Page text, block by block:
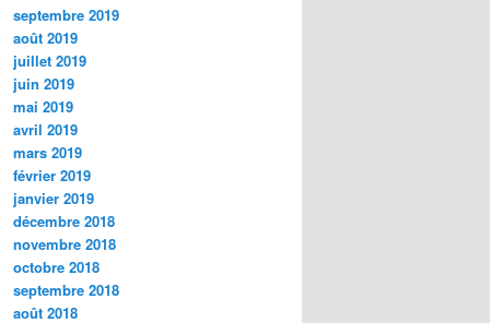
septembre 2019
août 2019
juillet 2019
juin 2019
mai 2019
avril 2019
mars 2019
février 2019
janvier 2019
décembre 2018
novembre 2018
octobre 2018
septembre 2018
août 2018